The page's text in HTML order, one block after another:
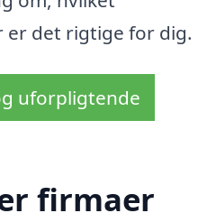
det rigtige for dig.
uforpligtende
firmaer